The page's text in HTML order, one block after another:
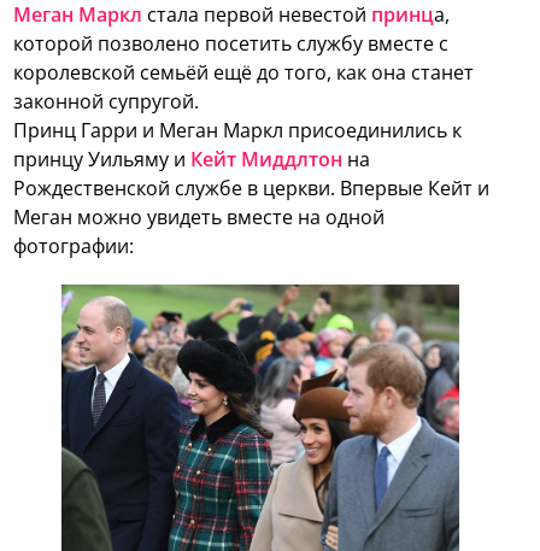
Меган Маркл стала первой невестой принца,
которой позволено посетить службу вместе с
королевской семьёй ещё до того, как она станет
законной супругой.
Принц Гарри и Меган Маркл присоединились к
принцу Уильяму и Кейт Миддлтон на
Рождественской службе в церкви. Впервые Кейт и
Меган можно увидеть вместе на одной
фотографии: